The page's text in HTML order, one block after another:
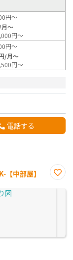
円～
～
円～
円～
/月～
円～
電話する
【中部屋】
に入